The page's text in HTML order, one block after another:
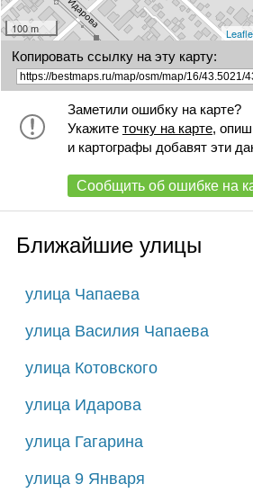
100 m
Копировать ссылку на эту карту:
Заметили ошибку на карте?
Укажите точку на карте,
и картографы добавят эти
Сообщить об ошибке на
Ближайшие улицы
улица Чапаева
улица Василия Чапаева
улица Котовского
улица Идарова
улица Гагарина
улица 9 Января